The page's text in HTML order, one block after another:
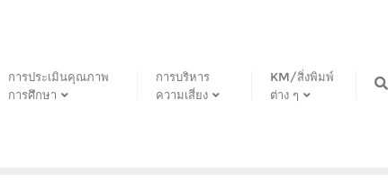
การประเมินคุณภาพ
การศึกษา
การบริหาร
ความเสี่ยง
KM/สิ่งพิมพ์
ต่าง ๆ